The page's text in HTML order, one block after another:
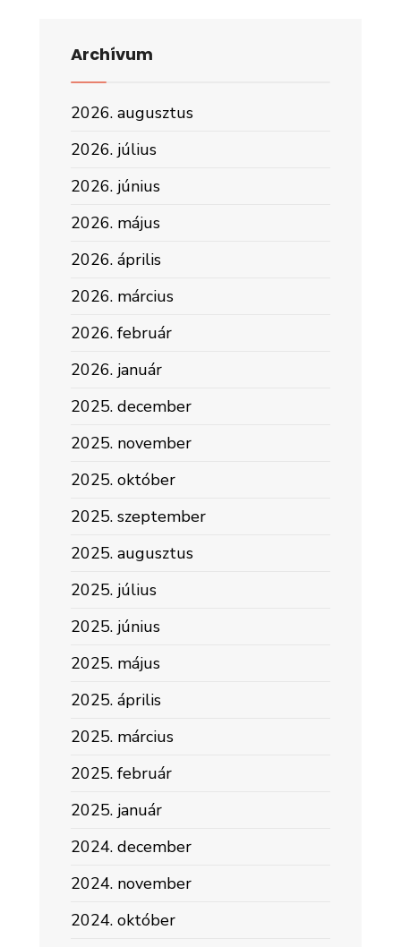
Archívum
2026. augusztus
2026. július
2026. június
2026. május
2026. április
2026. március
2026. február
2026. január
2025. december
2025. november
2025. október
2025. szeptember
2025. augusztus
2025. július
2025. június
2025. május
2025. április
2025. március
2025. február
2025. január
2024. december
2024. november
2024. október